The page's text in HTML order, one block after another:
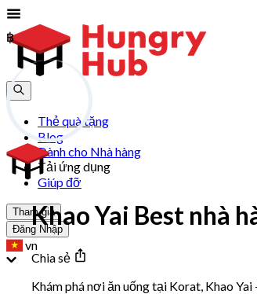
Thẻ quà tặng
Blog
Dành cho Nhà hàng
Tải ứng dụng
Giúp đỡ
Tham gia
Đăng Nhập
vn
Khao Yai Best nhà
Chia sẻ
Khám phá nơi ăn uống tại Korat, Khao
฿
฿